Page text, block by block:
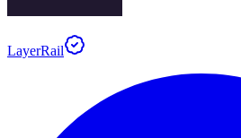
LayerRail